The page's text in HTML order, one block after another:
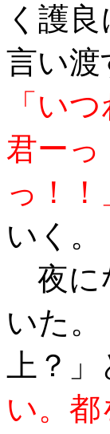
く護
言い渡
「い
君ーっ
っ！！
いく。
夜に
いた
上？」
い。